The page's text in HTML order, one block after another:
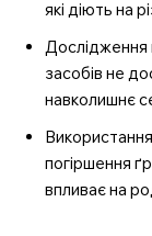
які діють на
Дослідження
засобів не
навколишнє
погіршення
впливає на